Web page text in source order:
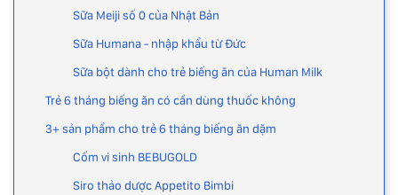
Sữa Meiji số 0 của Nhật Bản
Sữa Humana - nhập khẩu từ Đức
Sữa bột dành cho trẻ biếng ăn của Human Milk
Trẻ 6 tháng biếng ăn có cần dùng thuốc không
3+ sản phẩm cho trẻ 6 tháng biếng ăn dặm
Cốm vi sinh BEBUGOLD
Siro thảo dược Appetito Bimbi